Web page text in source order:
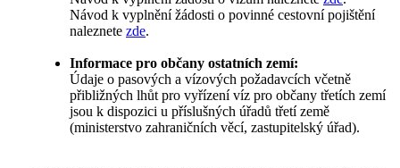
Návod k vyplnění žádosti o povinné cestovní pojištění
naleznete zde.
Informace pro občany ostatních zemí:
Údaje o pasových a vízových požadavcích včetně
přibližných lhůt pro vyřízení víz pro občany třetích zemí
jsou k dispozici u příslušných úřadů třetí země
(ministerstvo zahraničních věcí, zastupitelský úřad).